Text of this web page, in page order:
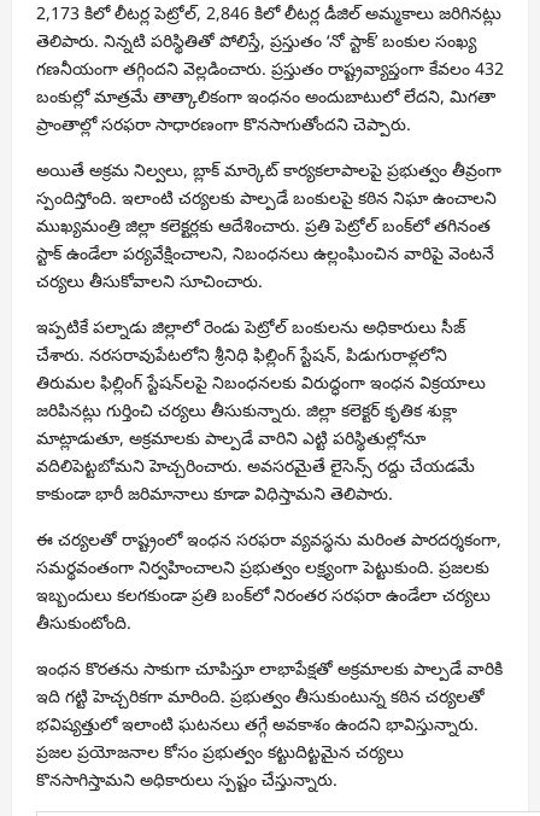
2,173 కిలో లీటర్ల పెట్రోల్, 2,846 కిలో లీటర్ల డీజిల్ అమ్మకాలు జరిగినట్లు
తెలిపారు. నిన్నటి పరిస్థితితో పోలిస్తే, ప్రస్తుతం ‘నో స్టాక్’ బంకుల సంఖ్య
గణనీయంగా తగ్గిందని వెల్లడించారు. ప్రస్తుతం రాష్ట్రవ్యాప్తంగా కేవలం 432
బంకుల్లో మాత్రమే తాత్కాలికంగా ఇంధనం అందుబాటులో లేదని, మిగతా
ప్రాంతాల్లో సరఫరా సాధారణంగా కొనసాగుతోందని చెప్పారు.
అయితే అక్రమ నిల్వలు, బ్లాక్ మార్కెట్ కార్యకలాపాలపై ప్రభుత్వం తీవ్రంగా
స్పందిస్తోంది. ఇలాంటి చర్యలకు పాల్పడే బంకులపై కఠిన నిఘా ఉంచాలని
ముఖ్యమంత్రి జిల్లా కలెక్టర్లకు ఆదేశించారు. ప్రతి పెట్రోల్ బంక్‌లో తగినంత
స్టాక్ ఉండేలా పర్యవేక్షించాలని, నిబంధనలు ఉల్లంఘించిన వారిపై వెంటనే
చర్యలు తీసుకోవాలని సూచించారు.
ఇప్పటికే పల్నాడు జిల్లాలో రెండు పెట్రోల్ బంకులను అధికారులు సీజ్
చేశారు. నరసరావుపేటలోని శ్రీనిధి ఫిల్లింగ్ స్టేషన్, పిడుగురాళ్లలోని
తిరుమల ఫిల్లింగ్ స్టేషన్‌లపై నిబంధనలకు విరుద్ధంగా ఇంధన విక్రయాలు
జరిపినట్లు గుర్తించి చర్యలు తీసుకున్నారు. జిల్లా కలెక్టర్ కృతిక శుక్లా
మాట్లాడుతూ, అక్రమాలకు పాల్పడే వారిని ఎట్టి పరిస్థితుల్లోనూ
వదిలిపెట్టబోమని హెచ్చరించారు. అవసరమైతే లైసెన్స్ రద్దు చేయడమే
కాకుండా భారీ జరిమానాలు కూడా విధిస్తామని తెలిపారు.
ఈ చర్యలతో రాష్ట్రంలో ఇంధన సరఫరా వ్యవస్థను మరింత పారదర్శకంగా,
సమర్థవంతంగా నిర్వహించాలని ప్రభుత్వం లక్ష్యంగా పెట్టుకుంది. ప్రజలకు
ఇబ్బందులు కలగకుండా ప్రతి బంక్‌లో నిరంతర సరఫరా ఉండేలా చర్యలు
తీసుకుంటోంది.
ఇంధన కొరతను సాకుగా చూపిస్తూ లాభాపేక్షతో అక్రమాలకు పాల్పడే వారికి
ఇది గట్టి హెచ్చరికగా మారింది. ప్రభుత్వం తీసుకుంటున్న కఠిన చర్యలతో
భవిష్యత్తులో ఇలాంటి ఘటనలు తగ్గే అవకాశం ఉందని భావిస్తున్నారు.
ప్రజల ప్రయోజనాల కోసం ప్రభుత్వం కట్టుదిట్టమైన చర్యలు
కొనసాగిస్తామని అధికారులు స్పష్టం చేస్తున్నారు.